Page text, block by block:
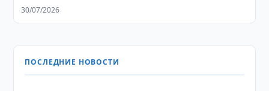
30/07/2026
ПОСЛЕДНИЕ НОВОСТИ